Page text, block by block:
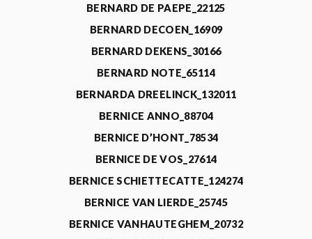
BERNARD DE PAEPE_22125
BERNARD DECOEN_16909
BERNARD DEKENS_30166
BERNARD NOTE_65114
BERNARDA DREELINCK_132011
BERNICE ANNO_88704
BERNICE D’HONT_78534
BERNICE DE VOS_27614
BERNICE SCHIETTECATTE_124274
BERNICE VAN LIERDE_25745
BERNICE VANHAUTEGHEM_20732